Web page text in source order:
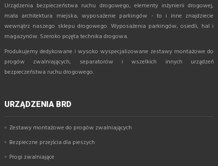
Urządzenia bezpieczeństwa ruchu drogowego, elementy inżynierii drogowej,
mała architektura miejska, wyposażenie parkingów - to i inne znajdziecie
wewnątrz naszego sklepu drogowego. Wyposażenia parkingów, osiedli, hal i
magazynów. Szeroko pojęta technika drogowa.
Produkujemy dedykowane i wysoko wyspecjalizowane zestawy montażowe do
progów zwalniających, separatorów i wszelkich innych urządzeń
bezpieczeństwa ruchu drogowego.
URZĄDZENIA BRD
Zestawy montażowe do progów zwalniających
Bezpieczne przejścia dla pieszych
Progi zwalniające